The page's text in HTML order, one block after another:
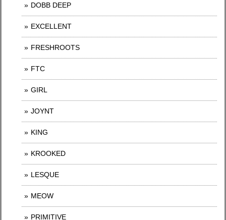
DOBB DEEP
EXCELLENT
FRESHROOTS
FTC
GIRL
JOYNT
KING
KROOKED
LESQUE
MEOW
PRIMITIVE